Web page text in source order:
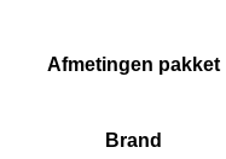
Afmetingen pakket
Brand